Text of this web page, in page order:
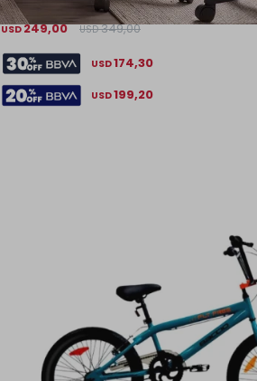
Bicicleta Infantil S-PRO VERT - Rodado 20
USD249,00 USD 349,00
USD174,30
USD199,20